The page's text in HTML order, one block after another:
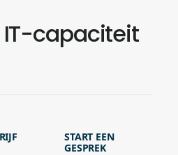
capaciteit
START EEN
GESPREK